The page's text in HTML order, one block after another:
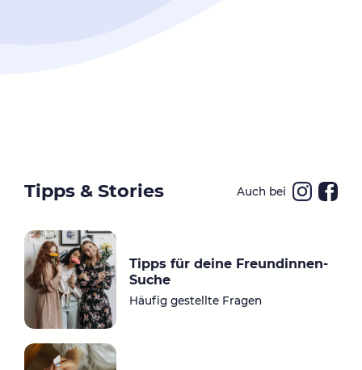
Tipps & Stories Auch bei
a
ok
Tipps für deine Freundinnen-
Suche
Häufig gestellte Fragen